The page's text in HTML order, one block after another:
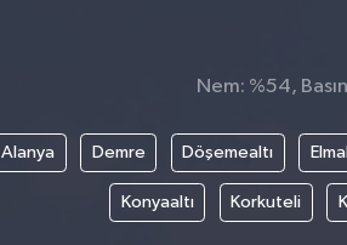
Nem: %54,
Alanya Demre Döşemealtı
Konyaaltı Korkuteli